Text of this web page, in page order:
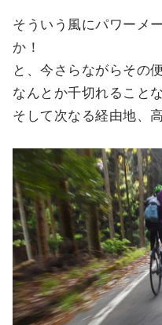
そういう風にパワーメ
か！
と、今さらながらその
なんとか千切れること
そして次なる経由地、